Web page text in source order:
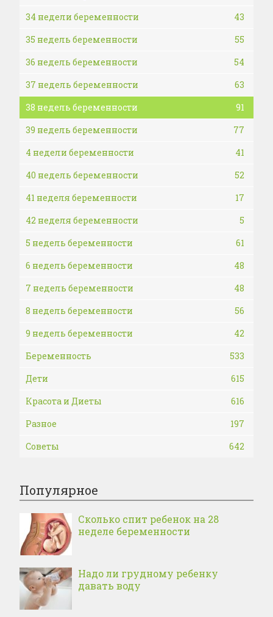
34 недели беременности
43
35 недель беременности
55
36 недель беременности
54
37 недель беременности
63
38 недель беременности
91
39 недель беременности
77
4 недели беременности
41
40 недель беременности
52
41 неделя беременности
17
42 неделя беременности
5
5 недель беременности
61
6 недель беременности
48
7 недель беременности
48
8 недель беременности
56
9 недель беременности
42
Беременность
533
Дети
615
Красота и Диеты
616
Разное
197
Советы
642
Популярное
Сколько спит ребенок на 28
неделе беременности
Надо ли грудному ребенку
давать воду